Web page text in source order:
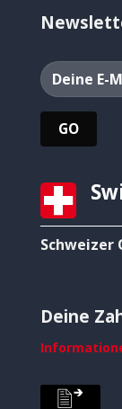
Schweizer
Deine